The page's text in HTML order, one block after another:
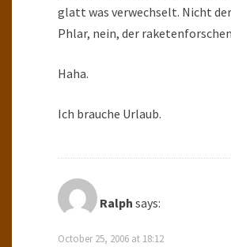
glatt was verwechselt. Nicht
Phlar, nein, der
Haha.
Ich brauche Urlaub.
Ralph says:
October 25, 2006 at 18:12